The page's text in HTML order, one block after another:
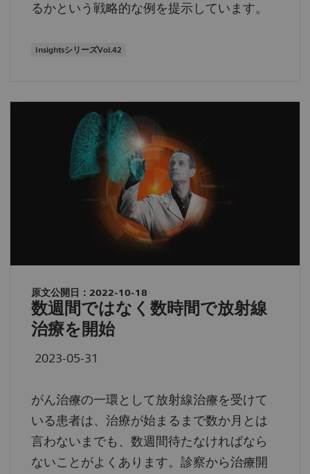
るかという戦略的な例を提示しています。
InsightsシリーズVol.42
原文公開日：2022-10-18
数週間ではなく数時間で放射線
治療を開始
2023-05-31
がん治療の一環として放射線治療を受けて
いる患者は、治療が始まるまで数か月とは
言わないまでも、数週間待たなければなら
ないことがよくあります。診察から治療開